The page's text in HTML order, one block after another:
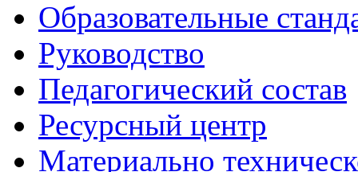
Образовательные
Руководство
Педагогический состав
Ресурсный центр
Материально